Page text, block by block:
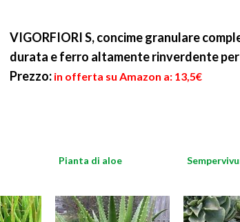
VIGORFIORI S, concime granulare
durata e ferro altamente rinverdente
Prezzo: in offerta su Amazon a: 13,5€
Pianta di aloe